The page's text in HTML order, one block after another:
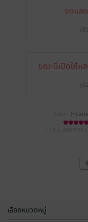
งดแส
(ข้
ขณะนี้เปิดให้แ
(ข้
I=Latte
เลือกหมวดหมู่